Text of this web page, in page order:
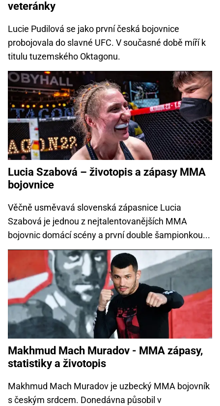
veteránky
Lucie Pudilová se jako první česká bojovnice
probojovala do slavné UFC. V současné době míří k
titulu tuzemského Oktagonu.
Lucia Szabová – životopis a zápasy MMA
bojovnice
Věčně usměvavá slovenská zápasnice Lucia
Szabová je jednou z nejtalentovanějších MMA
bojovnic domácí scény a první double šampionkou...
Makhmud Mach Muradov - MMA zápasy,
statistiky a životopis
Makhmud Mach Muradov je uzbecký MMA bojovník
s českým srdcem. Donedávna působil v